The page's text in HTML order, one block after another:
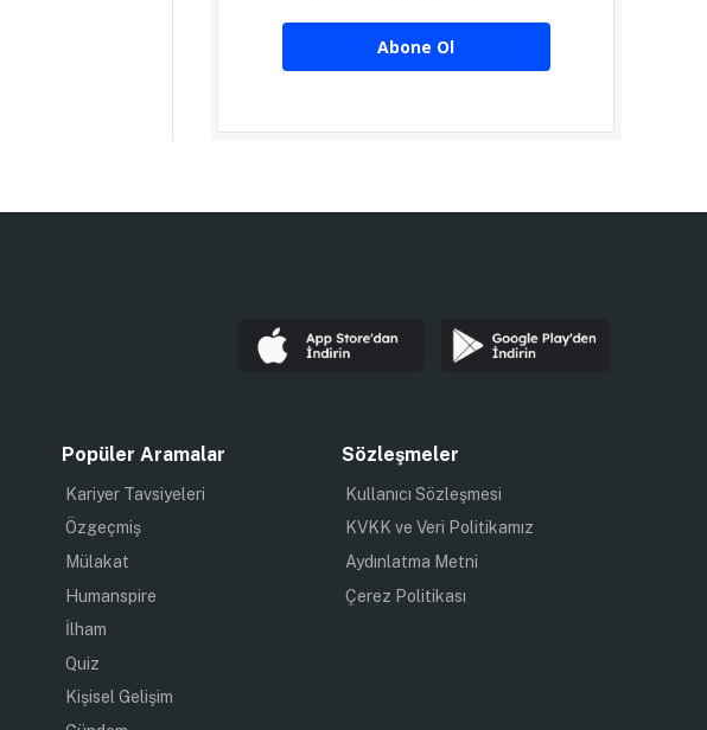
Abone Ol
Popüler Aramalar
Kariyer Tavsiyeleri
Özgeçmiş
Mülakat
Humanspire
İlham
Quiz
Kişisel Gelişim
Sözleşmeler
Kullanıcı Sözleşmesi
KVKK ve Veri Politikamız
Aydınlatma Metni
Çerez Politikası